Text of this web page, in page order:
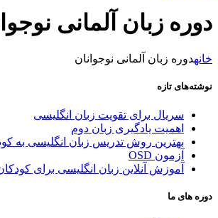
دوره زبان آلمانی
خانهدوره زبان آلمانی نوجوانان
نوشته‌های تازه
سریال برای تقویت زبان انگلیسی
اهمیت یادگیری زبان دوم
بهترین روش تدریس زبان انگلیسی به
آزمون OSD
آموزش آنلاین زبان انگلیسی برای
دوره های ما